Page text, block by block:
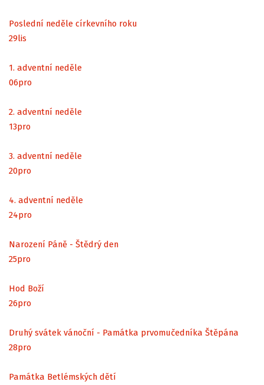
Poslední neděle církevního roku
29lis
1. adventní neděle
06pro
2. adventní neděle
13pro
3. adventní neděle
20pro
4. adventní neděle
24pro
Narození Páně - Štědrý den
25pro
Hod Boží
26pro
Druhý svátek vánoční - Památka prvomučedníka Štěpána
28pro
Památka Betlémských dětí